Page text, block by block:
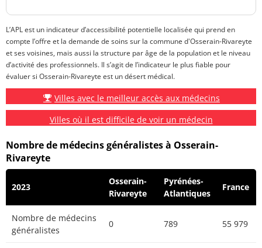
L’APL est un indicateur d’accessibilité potentielle localisée qui prend en
compte l’offre et la demande de soins sur la commune d'Osserain-Rivareyte
et ses voisines, mais aussi la structure par âge de la population et le niveau
d’activité des professionnels. Il s’agit de l’indicateur le plus fiable pour
évaluer si Osserain-Rivareyte est un désert médical.
Villes avec le meilleur accès aux médecins
Villes où il est difficile de voir un médecin
Nombre de médecins généralistes à Osserain-
Rivareyte
2023
Osserain-
Rivareyte
Pyrénées-
Atlantiques
France
Nombre de médecins
généralistes
0 789 55 979